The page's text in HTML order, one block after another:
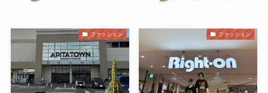
ファッション ファッション